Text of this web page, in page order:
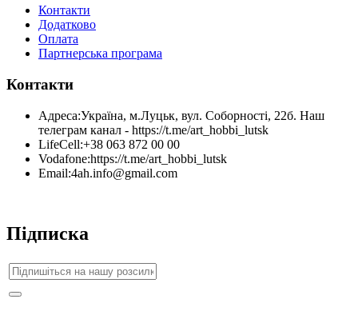
Контакти
Додатково
Оплата
Партнерська програма
Контакти
Адреса:Україна, м.Луцьк, вул. Соборності, 22б. Наш
телеграм канал - https://t.me/art_hobbi_lutsk
LifeCell:+38 063 872 00 00
Vodafone:https://t.me/art_hobbi_lutsk
Email:4ah.info@gmail.com
Підписка